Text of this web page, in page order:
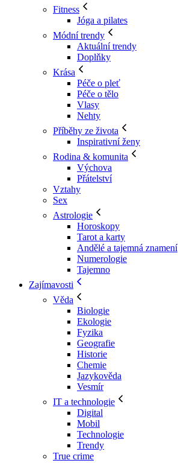
Fitness
Jóga a pilates
Módní trendy
Aktuální trendy
Doplňky
Krása
Péče o pleť
Péče o tělo
Vlasy
Nehty
Příběhy ze života
Inspirativní ženy
Rodina & komunita
Výchova
Přátelství
Vztahy
Sex
Astrologie
Horoskopy
Tarot a karty
Andělé a tajemná znamení
Numerologie
Tajemno
Zajímavosti
Věda
Biologie
Ekologie
Fyzika
Geografie
Historie
Chemie
Jazykověda
Vesmír
IT a technologie
Digital
Mobil
Technologie
Trendy
True crime